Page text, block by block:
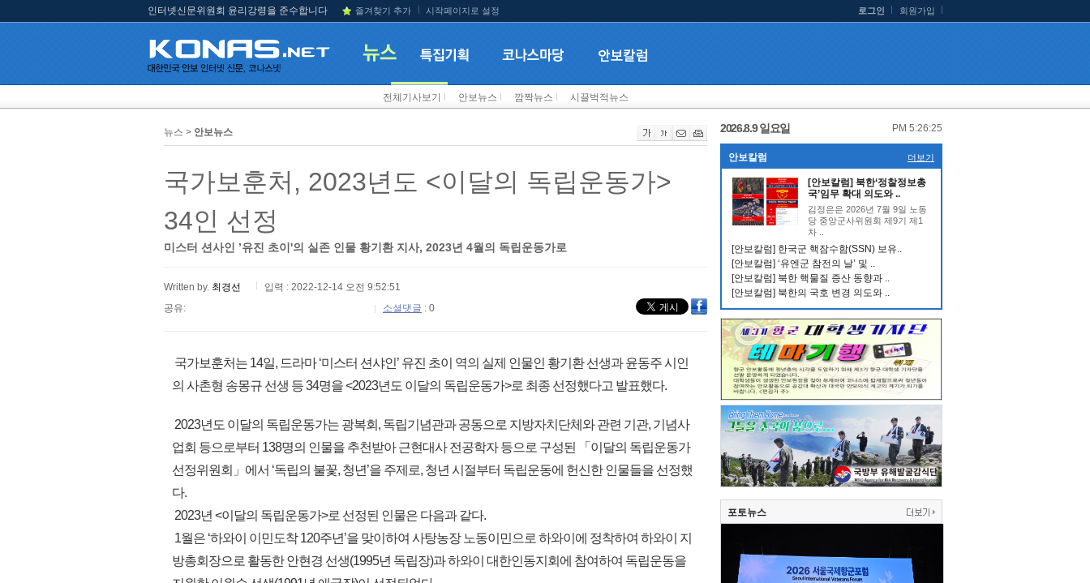
인터넷신문위원회 윤리강령을 준수합니다 즐겨찾기 추가 시작페이지로 설정 로그인 회원가입
전체기사보기 안보뉴스 깜짝뉴스 시끌벅적뉴스
뉴스 > 안보뉴스
국가보훈처, 2023년도 <이달의 독립운동가>
34인 선정
미스터 션사인 ’유진 초이'의 실존 인물 황기환 지사, 2023년 4월의 독립운동가로
Written by. 최경선
입력 : 2022-12-14 오전 9:52:51
공유:
소셜댓글 : 0
국가보훈처는 14일, 드라마 ‘미스터 션샤인’ 유진 초이 역의 실제 인물인 황기환 선생과 윤동주 시인
의 사촌형 송몽규 선생 등 34명을 <2023년도 이달의 독립운동가>로 최종 선정했다고 발표했다.
2023년도 이달의 독립운동가는 광복회, 독립기념관과 공동으로 지방자치단체와 관련 기관, 기념사
업회 등으로부터 138명의 인물을 추천받아 근현대사 전공학자 등으로 구성된 「이달의 독립운동가
선정위원회」에서 ‘독립의 불꽃, 청년’을 주제로, 청년 시절부터 독립운동에 헌신한 인물들을 선정했
다.
2023년 <이달의 독립운동가>로 선정된 인물은 다음과 같다.
1월은 ‘하와이 이민도착 120주년’을 맞이하여 사탕농장 노동이민으로 하와이에 정착하여 하와이 지
방총회장으로 활동한 안현경 선생(1995년 독립장)과 하와이 대한인동지회에 참여하여 독립운동을
2026.8.9 일요일 PM 5:26:25
안보칼럼 더보기
[안보칼럼] 북한‘정찰정보총
국’임무 확대 의도와 ..
김정은은 2026년 7월 9일 노동
당 중앙군사위원회 제9기 제1
차 ..
[안보칼럼] 한국군 핵잠수함(SSN) 보유..
[안보칼럼] ‘유엔군 참전의 날’ 및 ..
[안보칼럼] 북한 핵물질 증산 동향과 ..
[안보칼럼] 북한의 국호 변경 의도와 ..
포토뉴스